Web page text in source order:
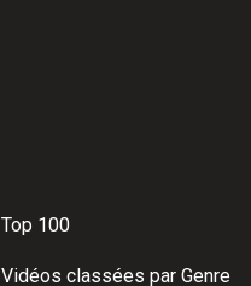
Top 100
Vidéos classées par Genre